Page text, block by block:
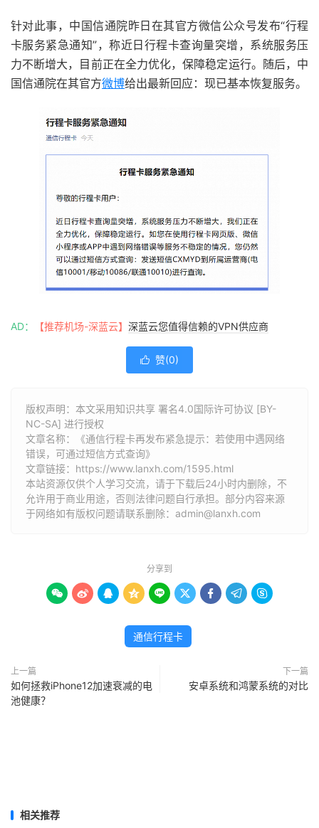
针对此事，中国信通院昨日在其官方微信公众号发布“行程
卡服务紧急通知”，称近日行程卡查询量突增，系统服务压
力不断增大，目前正在全力优化，保障稳定运行。随后，中
国信通院在其官方微博给出最新回应：现已基本恢复服务。
AD： 【推荐机场-深蓝云】 深蓝云您值得信赖的VPN供应商
 赞(0)
版权声明：本文采用知识共享 署名4.0国际许可协议 [BY-
NC-SA] 进行授权
文章名称：《通信行程卡再发布紧急提示：若使用中遇网络
错误，可通过短信方式查询》
文章链接： https://www.lanxh.com/1595.html
本站资源仅供个人学习交流，请于下载后24小时内删除，不
允许用于商业用途，否则法律问题自行承担。部分内容来源
于网络如有版权问题请联系删除：admin@lanxh.com
分享到
        
通信行程卡
上一篇
如何拯救iPhone12加速衰减的电
池健康？
下一篇
安卓系统和鸿蒙系统的对比
相关推荐